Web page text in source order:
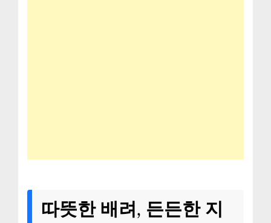
따뜻한 배려, 든든한 지